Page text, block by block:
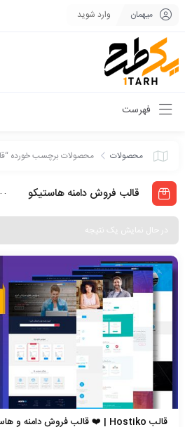
میهمان وارد شوید
فهرست
محصولات محصولات برچسب خورده
قالب فروش دامنه هاستیکو
در حال نمایش یک نتیجه
قالب Hostiko | ❤️ قالب فروش دامنه و هاست هاستیکو